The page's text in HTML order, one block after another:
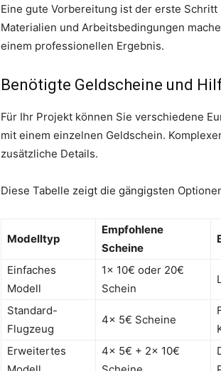
Eine gute Vorbereitung ist der erste
Materialien und Arbeitsbedingungen
einem professionellen Ergebnis.
Benötigte Geldscheine und
Für Ihr Projekt können Sie verschiedene
mit einem einzelnen Geldschein.
zusätzliche Details.
Diese Tabelle zeigt die gängigsten
Modelltyp
Empfohlene
Scheine
Einfaches
Modell
1x 10€ oder 20€
Schein
Standard-
Flugzeug
4x 5€ Scheine
Erweitertes
4x 5€ + 2x 10€